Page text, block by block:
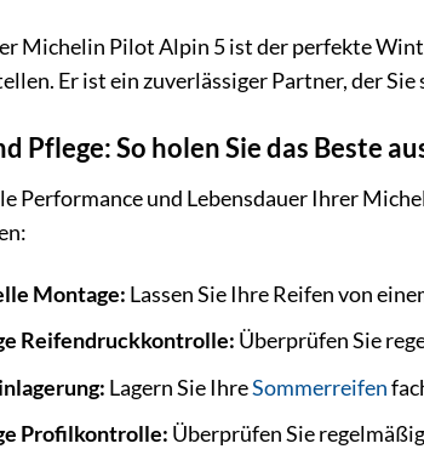
Michelin Pilot Alpin 5 ist der perfekte
Er ist ein zuverlässiger Partner, der
Pflege: So holen Sie das Beste
Performance und Lebensdauer Ihrer
Montage: Lassen Sie Ihre Reifen von
Reifendruckkontrolle: Überprüfen Sie
Lagern Sie IhreSommerreifen
Profilkontrolle: Überprüfen Sie